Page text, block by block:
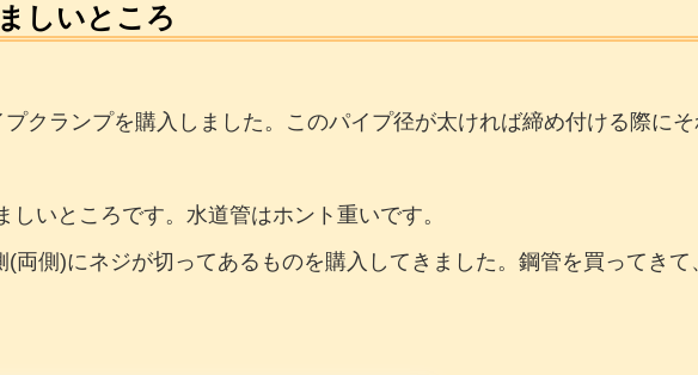
しいところ
クランプを購入しました。このパイプ径が太ければ締め付ける際に
いところです。水道管はホント重いです。
両側)にネジが切ってあるものを購入してきました。鋼管を買ってき